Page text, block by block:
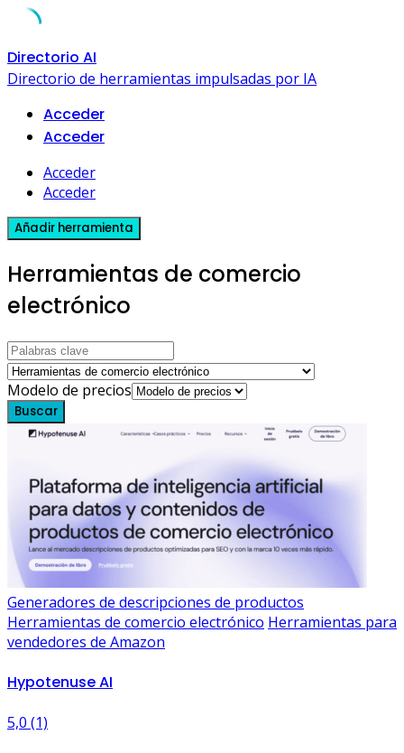
Skip
to
Directorio AI
Directorio de herramientas impulsadas por IA
Acceder
Acceder
Acceder
Acceder
Añadir herramienta
Herramientas de comercio
electrónico
Modelo de precios
Buscar
Generadores de descripciones de productos
Herramientas de comercio electrónico Herramientas para
vendedores de Amazon
Hypotenuse AI
5,0 (1)